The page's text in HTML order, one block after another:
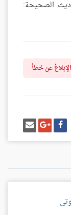
الصحيحة:
الإبلاغ عن خطأ
شارك
على
فيسبوك
شارك
على
غوغل
بلس
إرسل
إيميل